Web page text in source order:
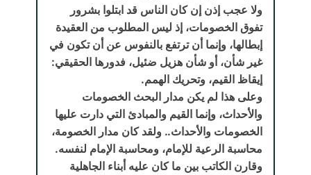
ولا عجب إذن إن كان الناس قد ابتلوا بشرور
تفوق الخصومات، إذ ليس المطلوب من العقيدة
إبطالها، وإنما أن ترتفع بالنفوس عن أن تكون في
غير شأن، أو شأن هزيل ضئيل، فدورها الحقيقي:
إيقاظ القيم، وتحريك الهمم.
وعلى هذا لم يكن مدار البحث الخصومات
والأحداث، وإنما القيم والمبادئ التي دارت عليها
الخصومات والأحداث.. ولقد كان مدار الخصومة،
محاسبة الرعية للإمام، ومحاسبة الإمام لنفسه.
وقارن الكاتب بين ما كان عليه أبناء الجاهلية